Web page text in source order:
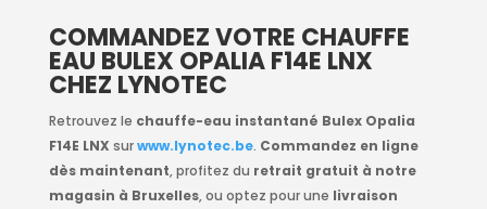
COMMANDEZ VOTRE CHAUFFE
EAU BULEX OPALIA F14E LNX
CHEZ LYNOTEC
Retrouvez le chauffe-eau instantané Bulex Opalia
F14E LNX surwww.lynotec.be. Commandez en ligne
dès maintenant, profitez du retrait gratuit à notre
magasin à Bruxelles, ou optez pour une livraison